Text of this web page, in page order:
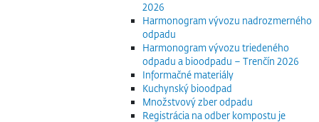
2026
Harmonogram vývozu nadrozmerného
odpadu
Harmonogram vývozu triedeného
odpadu a bioodpadu – Trenčín 2026
Informačné materiály
Kuchynský bioodpad
Množstvový zber odpadu
Registrácia na odber kompostu je